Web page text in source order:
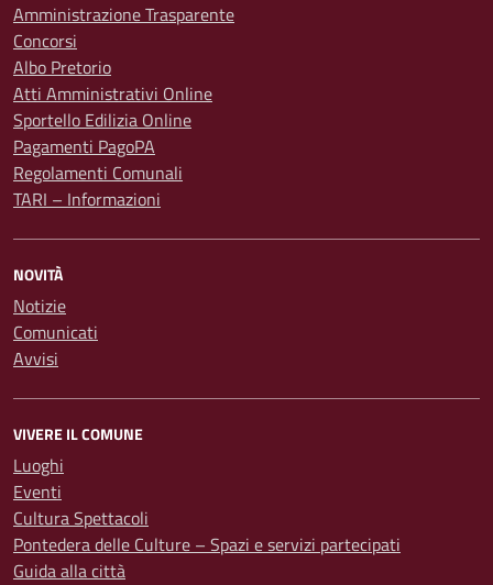
Amministrazione Trasparente
Concorsi
Albo Pretorio
Atti Amministrativi Online
Sportello Edilizia Online
Pagamenti PagoPA
Regolamenti Comunali
TARI – Informazioni
NOVITÀ
Notizie
Comunicati
Avvisi
VIVERE IL COMUNE
Luoghi
Eventi
Cultura Spettacoli
Pontedera delle Culture – Spazi e servizi partecipati
Guida alla città